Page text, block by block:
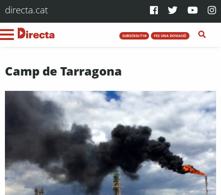
directa.cat
SUBSCRIU-T'HI FES UNA DONACIÓ
Camp de Tarragona